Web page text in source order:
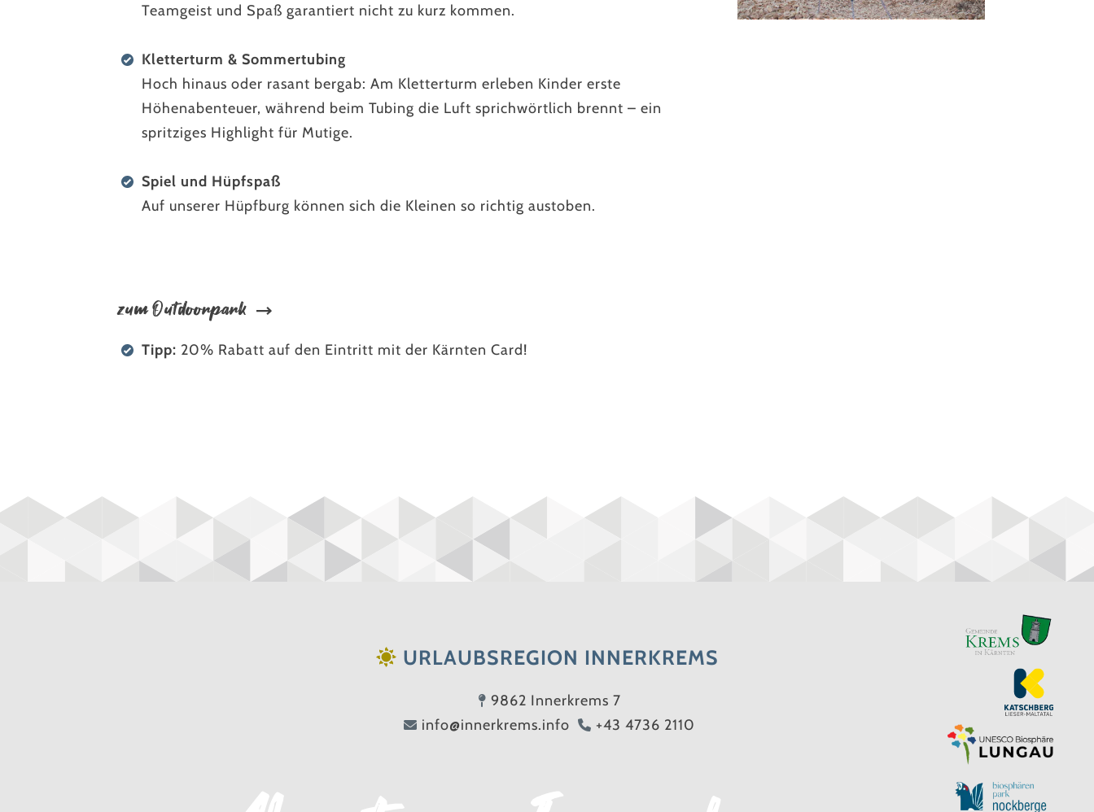
Teamgeist und Spaß garantiert nicht zu kurz kommen.
Kletterturm & Sommertubing
Hoch hinaus oder rasant bergab: Am Kletterturm erleben Kinder erste
Höhenabenteuer, während beim Tubing die Luft sprichwörtlich brennt – ein
spritziges Highlight für Mutige.
Spiel und Hüpfspaß
Auf unserer Hüpfburg können sich die Kleinen so richtig austoben.
zum Outdoorpark
Tipp: 20% Rabatt auf den Eintritt mit der Kärnten Card!
URLAUBSREGION INNERKREMS
9862 Innerkrems 7
info@innerkrems.info
+43 4736 2110